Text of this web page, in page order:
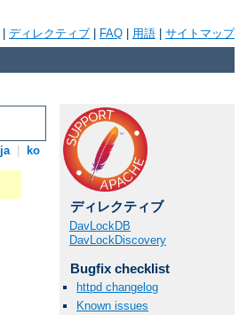
ディレクティブ FAQ 用語 サイトマップ
ja ko
ディレクティブ
DavLockDB
DavLockDiscovery
Bugfix checklist
httpd changelog
Known issues